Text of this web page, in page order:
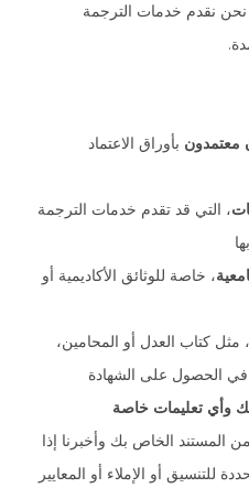
نحن نقدم خدمات الترجمة
معتمدون بأوراق الاعتماد
، التي قد تقدم خدمات الترجمة
، خاصة للوثائق الأكاديمية أو
، مثل كتاب العدل أو المحامين،
الحصول على الشهادة
وأي تعليمات خاصة
الخاص بك وأخبرنا إذا
للتنسيق أو الإملاء أو المعايير